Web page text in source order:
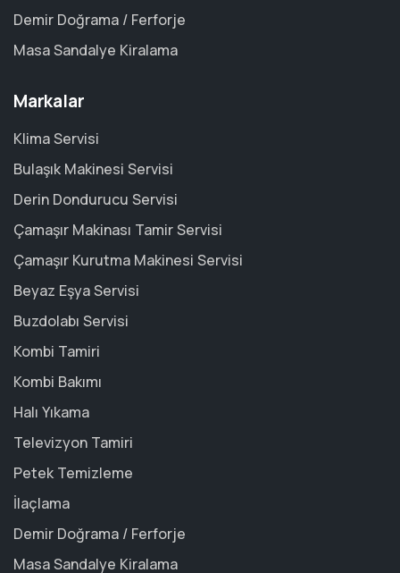
Demir Doğrama / Ferforje
Masa Sandalye Kiralama
Markalar
Klima Servisi
Bulaşık Makinesi Servisi
Derin Dondurucu Servisi
Çamaşır Makinası Tamir Servisi
Çamaşır Kurutma Makinesi Servisi
Beyaz Eşya Servisi
Buzdolabı Servisi
Kombi Tamiri
Kombi Bakımı
Halı Yıkama
Televizyon Tamiri
Petek Temizleme
İlaçlama
Demir Doğrama / Ferforje
Masa Sandalye Kiralama